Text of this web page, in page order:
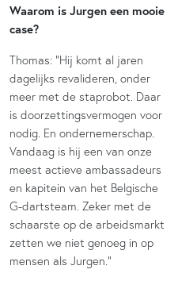
Waarom is Jurgen een mooie
case?
Thomas: “Hij komt al jaren
dagelijks revalideren, onder
meer met de staprobot. Daar
is doorzettingsvermogen voor
nodig. En ondernemerschap.
Vandaag is hij een van onze
meest actieve ambassadeurs
en kapitein van het Belgische
G-dartsteam. Zeker met de
schaarste op de arbeidsmarkt
zetten we niet genoeg in op
mensen als Jurgen.”